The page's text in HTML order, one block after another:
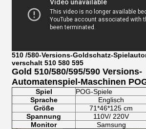
510 /580-Versions-Goldschatz-
verschalt 510 580 595
Gold 510/580/595/590 Versions-
Automatenspiel-Maschinen
Spiel POG-Spiele
Sprache
Englisch
Größe
71*46*125 cm
Spannung
110V/ 220V
Monitor
Samsung